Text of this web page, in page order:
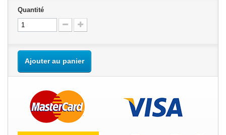
Quantité
Ajouter au panier